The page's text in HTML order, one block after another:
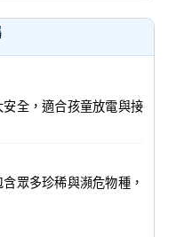
全，適合孩童放電與接
眾多珍稀與瀕危物種，